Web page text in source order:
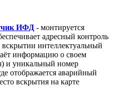
ИФД - монтируется
адресный контроль
интеллектуальный
информацию о своем
и уникальный номер
отображается аварийный
вскрытия на карте